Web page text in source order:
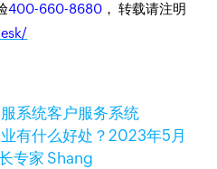
400-660-8680 ， 转载请注明
系统客户服务系统
有什么好处？2023年5月
专家 Shang